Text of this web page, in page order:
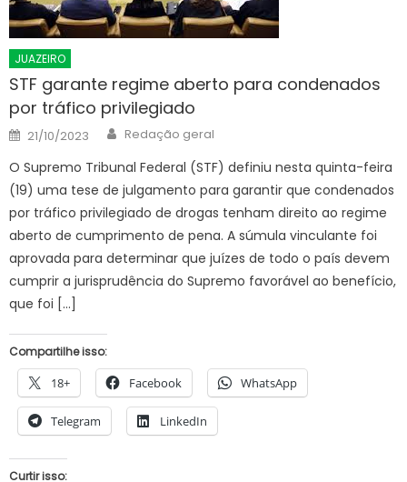
JUAZEIRO
STF garante regime aberto para condenados
por tráfico privilegiado
Posted
on
21/10/2023 Author
Redação geral
O Supremo Tribunal Federal (STF) definiu nesta quinta-feira
(19) uma tese de julgamento para garantir que condenados
por tráfico privilegiado de drogas tenham direito ao regime
aberto de cumprimento de pena. A súmula vinculante foi
aprovada para determinar que juízes de todo o país devem
cumprir a jurisprudência do Supremo favorável ao benefício,
que foi […]
Compartilhe isso:
18+ Facebook WhatsApp
Telegram LinkedIn
Curtir isso: